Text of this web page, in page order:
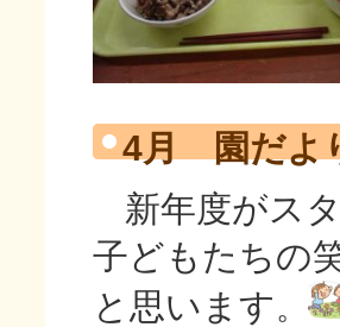
4月 園だよ
新年度がス
子どもたちの
と思います。